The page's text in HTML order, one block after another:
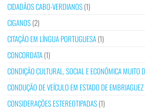
CIDADÃOS CABO-VERDIANOS(1)
CIGANOS(2)
CITAÇÃO EM LÍNGUA PORTUGUESA(1)
CONCORDATA(1)
CONDIÇÃO CULTURAL, SOCIAL E ECONÓMICA MUITO
CONDUÇÃO DE VEÍCULO EM ESTADO DE EMBRIAGUEZ
CONSIDERAÇÕES ESTEREOTIPADAS(1)